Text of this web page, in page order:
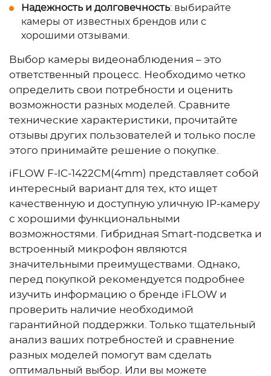
Надежность и долговечность: выбирайте
камеры от известных брендов или с
хорошими отзывами.
Выбор камеры видеонаблюдения – это
ответственный процесс. Необходимо четко
определить свои потребности и оценить
возможности разных моделей. Сравните
технические характеристики, прочитайте
отзывы других пользователей и только после
этого принимайте решение о покупке.
iFLOW F-IC-1422CM(4mm) представляет собой
интересный вариант для тех, кто ищет
качественную и доступную уличную IP-камеру
с хорошими функциональными
возможностями. Гибридная Smart-подсветка и
встроенный микрофон являются
значительными преимуществами. Однако,
перед покупкой рекомендуется подробнее
изучить информацию о бренде iFLOW и
проверить наличие необходимой
гарантийной поддержки. Только тщательный
анализ ваших потребностей и сравнение
разных моделей помогут вам сделать
оптимальный выбор. Или вы можете